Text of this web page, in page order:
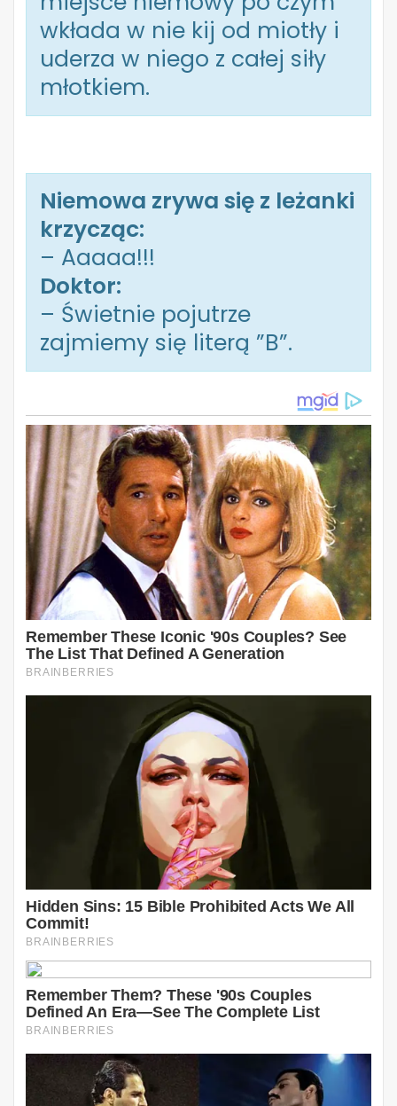
wkłada w nie kij od miotły i
uderza w niego z całej siły
młotkiem.
Niemowa zrywa się z leżanki
krzycząc:
– Aaaaa!!!
Doktor:
– Świetnie pojutrze
zajmiemy się literą ”B”.